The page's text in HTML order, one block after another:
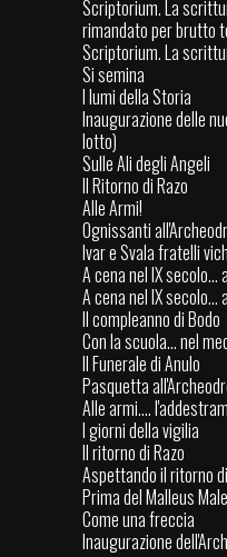
Scriptorium. La
rimandato per brutto
Scriptorium. La
Si semina
I lumi della Storia
Inaugurazione delle
lotto)
Sulle Ali degli Angeli
Il Ritorno di Razo
Alle Armi!
Ognissanti
Ivar e Svala fratelli
A cena nel IX
A cena nel IX
Il compleanno di Bodo
Con la scuola… nel
Il Funerale di Anulo
Pasquetta
Alle armi....
I giorni della vigilia
Il ritorno di Razo
Aspettando il ritorno
Prima del Malleus
Come una freccia
Inaugurazione